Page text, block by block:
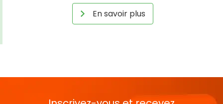
En savoir plus